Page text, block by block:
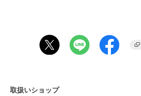
3.脇の縫い目のほつれが気になる場合は手芸
縫い終わりに少し付けて乾かします。
伸び感 ：強
取扱いショップ